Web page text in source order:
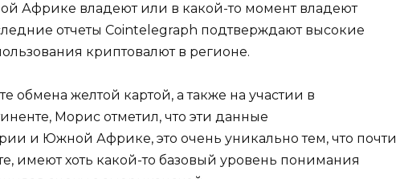
Африке владеют или в какой-то момент владеют
отчеты Cointelegraph подтверждают высокие
криптовалют в регионе.
обмена желтой картой, а также на участии в
Морис отметил, что эти данные
и Южной Африке, это очень уникально тем, что почти
имеют хоть какой-то базовый уровень понимания